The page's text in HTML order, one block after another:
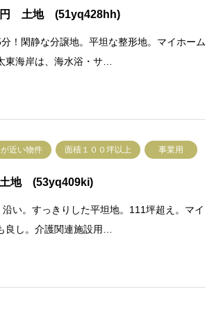
円 土地 (51yq428hh)
！閑静な分譲地。平坦な整形地。マイホー
東海岸は、海水浴・サ…
近い物件 面積１００坪以上 事業用
地 (53yq409ki)
い。すっきりした平坦地。111坪超え。マイ
良し。介護関連施設用…